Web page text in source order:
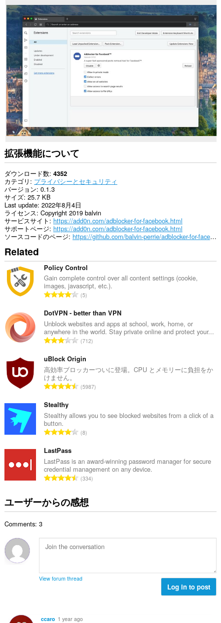
張
機
能
は
一
部
の
サ
イ
ト
の
デ
ー
タ
に
ア
ク
ス
可
能
で
す。
拡張機能について
ダウンロード数 4352
カテゴリ
プライバシーとセキュリティ
バージョン 0.1.3
サイズ 25.7 KB
Last update 2022年8月4日
ライセンス Copyright 2019 balvin
サービスサイト https://add0n.com/adblocker-for-facebook.html
サポートページ https://add0n.com/adblocker-for-facebook.html
ソースコードのページ
https://github.com/balvin-perrie/adblocker-for-facebook/
Related
Policy Control
Gain complete control over all content settings (cookie,
images, javascript, etc.).
評
の
総
数
：
5
DotVPN - better than VPN
Unblock websites and apps at school, work, home, or
anywhere in the world. Stay private online and protect your...
評
の
総
：
712
uBlock Origin
高効率ブロッカーついに登場。CPU とメモリーに負担をか
けません。
評
総
：
5987
Stealthy
Stealthy allows you to see blocked websites from a click of a
button.
評
総
数
：
8
LastPass
LastPass is an award-winning password manager for secure
credential management on any device.
評
の
総
334
ユーザーからの感想
Comments: 3
View forum thread
Log in to post
ccaro 1 year ago